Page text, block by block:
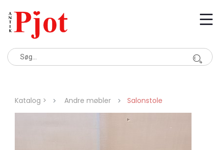
Katalog > Andre møbler Salonstole